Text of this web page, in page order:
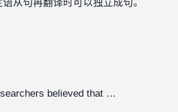
从句再翻译时可以独立成句。‍
believed that …